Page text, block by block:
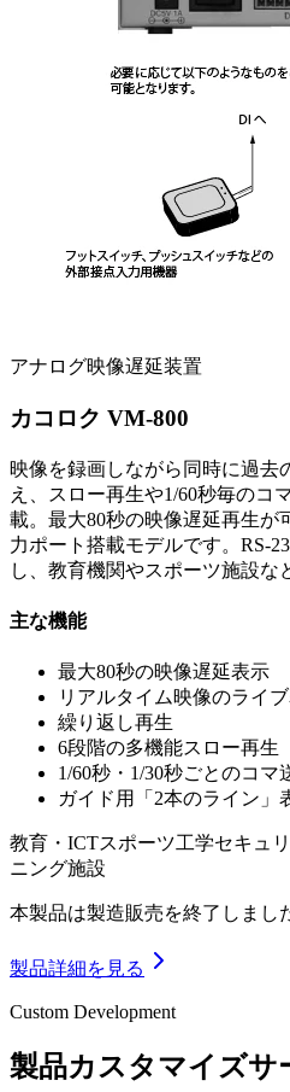
アナログ映像遅延装置
カコロク VM-800
映像を録画しながら同時に過去
え、スロー再生や1/60秒毎のコ
載。最大80秒の映像遅延再生が
力ポート搭載モデルです。RS-
し、教育機関やスポーツ施設な
主な機能
最大80秒の映像遅延表示
リアルタイム映像のライ
繰り返し再生
6段階の多機能スロー再生
1/60秒・1/30秒ごとのコマ
ガイド用「2本のライン」
教育・ICTスポーツ工学セキュ
ニング施設
本製品は製造販売を終了しまし
製品詳細を見る
Custom Development
製品カスタマイズサ